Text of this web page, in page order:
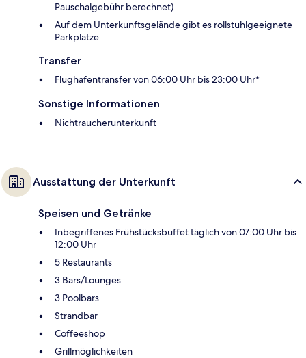
Pauschalgebühr berechnet)
Auf dem Unterkunftsgelände gibt es rollstuhlgeeignete
Parkplätze
Transfer
Flughafentransfer von 06:00 Uhr bis 23:00 Uhr*
Sonstige Informationen
Nichtraucherunterkunft
Ausstattung der Unterkunft
Speisen und Getränke
Inbegriffenes Frühstücksbuffet täglich von 07:00 Uhr bis
12:00 Uhr
5 Restaurants
3 Bars/Lounges
3 Poolbars
Strandbar
Coffeeshop
Grillmöglichkeiten